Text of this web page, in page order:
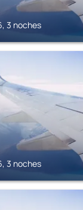
3 noches
3 noches